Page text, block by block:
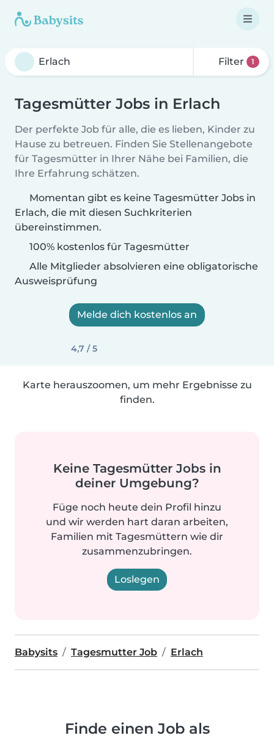
Filter 1
Tagesmütter Jobs in Erlach
Der perfekte Job für alle, die es lieben, Kinder zu
Hause zu betreuen. Finden Sie Stellenangebote
für Tagesmütter in Ihrer Nähe bei Familien, die
Ihre Erfahrung schätzen.
Momentan gibt es keine Tagesmütter Jobs in
Erlach, die mit diesen Suchkriterien
übereinstimmen.
100% kostenlos für Tagesmütter
Alle Mitglieder absolvieren eine obligatorische
Ausweisprüfung
Melde dich kostenlos an
4,7 / 5
Karte herauszoomen, um mehr Ergebnisse zu
finden.
Keine Tagesmütter Jobs in
deiner Umgebung?
Füge noch heute dein Profil hinzu
und wir werden hart daran arbeiten,
Familien mit Tagesmüttern wie dir
zusammenzubringen.
Loslegen
Babysits Tagesmutter Job Erlach
Finde einen Job als